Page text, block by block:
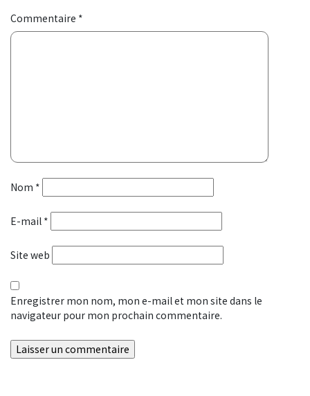
Commentaire *
Nom *
E-mail *
Site web
Enregistrer mon nom, mon e-mail et mon site dans le
navigateur pour mon prochain commentaire.